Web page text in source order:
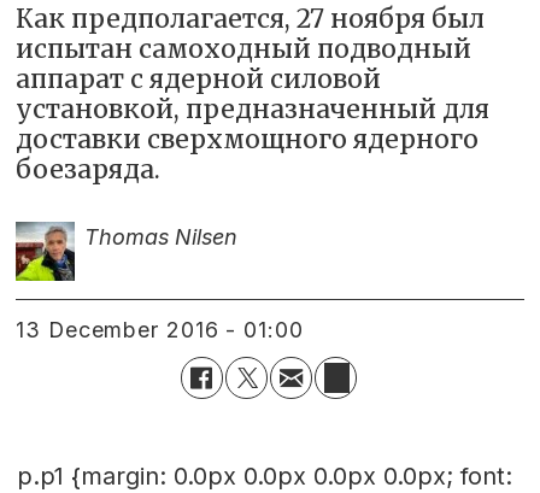
Как предполагается, 27 ноября был
испытан самоходный подводный
аппарат с ядерной силовой
установкой, предназначенный для
доставки сверхмощного ядерного
боезаряда.
Thomas Nilsen
13 December 2016 - 01:00
p.p1 {margin: 0.0px 0.0px 0.0px 0.0px; font: